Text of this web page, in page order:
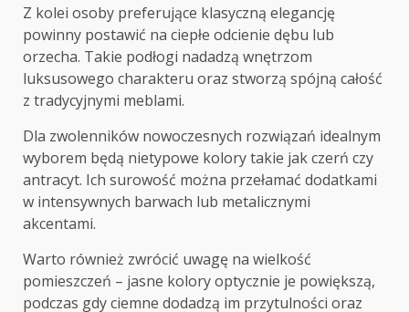
Z kolei osoby preferujące klasyczną elegancję
powinny postawić na ciepłe odcienie dębu lub
orzecha. Takie podłogi nadadzą wnętrzom
luksusowego charakteru oraz stworzą spójną całość
z tradycyjnymi meblami.
Dla zwolenników nowoczesnych rozwiązań idealnym
wyborem będą nietypowe kolory takie jak czerń czy
antracyt. Ich surowość można przełamać dodatkami
w intensywnych barwach lub metalicznymi
akcentami.
Warto również zwrócić uwagę na wielkość
pomieszczeń – jasne kolory optycznie je powiększą,
podczas gdy ciemne dodadzą im przytulności oraz